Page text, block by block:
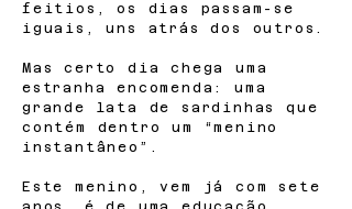
feitios, os dias passam-se
iguais, uns atrás dos outros.
Mas certo dia chega uma
estranha encomenda: uma
grande lata de sardinhas que
contém dentro um “menino
instantâneo”.
Este menino, vem já com sete